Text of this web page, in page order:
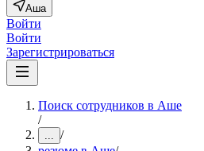
Аша
Войти
Войти
Зарегистрироваться
Поиск сотрудников в Аше
/
... /